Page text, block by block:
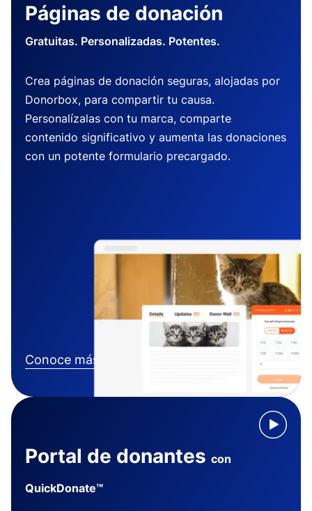
Páginas de donación
Gratuitas. Personalizadas. Potentes.
Crea páginas de donación seguras, alojadas por
Donorbox, para compartir tu causa.
Personalízalas con tu marca, comparte
contenido significativo y aumenta las donaciones
con un potente formulario precargado.
Conoce más
Portal de donantes con
QuickDonate™